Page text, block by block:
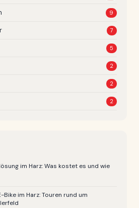
9
7
5
2
2
2
im Harz: Was kostet es und wie
Bike im Harz: Touren rund um